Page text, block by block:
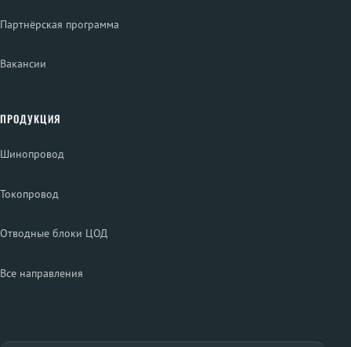
Партнёрская программа
Вакансии
ПРОДУКЦИЯ
Шинопровод
Токопровод
Отводные блоки ЦОД
Все направления